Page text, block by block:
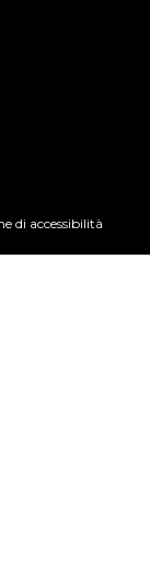
di accessibilità